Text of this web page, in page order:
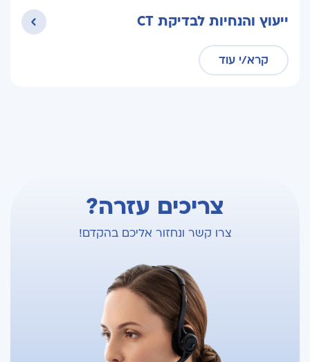
ייעוץ והנחיות לבדיקת CT
קרא/י עוד
צריכים עזרה?
צרו קשר ונחזור אליכם בהקדם!